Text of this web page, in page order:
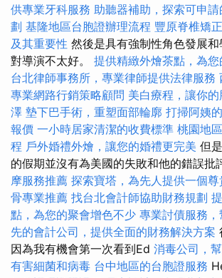
供專業牙科服務 助聽器補助，探索可申
劃 基隆地區台胞證辦理流程 豐原脊椎矯正
及其重要性 然後是具有強制性角色發展
對導演不太好。 提供精緻外燴茶點，為
台北律師事務所，專業律師提供法律服務
專業網路行銷策略顧問 美白療程，讓你
澤 墊下巴手術，重塑面部輪廓 打掃阿姨
報價 一小時居家清潔的收費標準 桃園地
程 戶外婚禮外燴，讓您的婚禮更完美 但
的假期並沒有為美國的失敗和他的錯誤批
摩服務推薦 探索寶塔，為先人提供一個
骨專業推薦 找台北會計師協助財務規劃
點，為您的聚會增色不少 專業討債服務
先的會計公司，提供全面的財務解決方案
因為我有機會第一次看到Ed 消毒公司，
有害細菌和病毒 台中地區的台胞證服務